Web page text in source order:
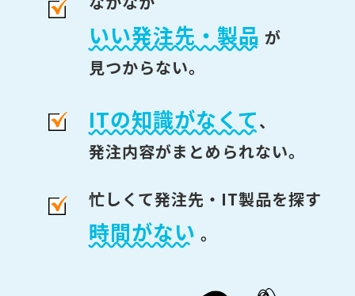
いい発注先・製品 が
見つからない。
ITの知識がなくて、
発注内容がまとめられない。
忙しくて発注先・IT製品を探す
時間がない 。